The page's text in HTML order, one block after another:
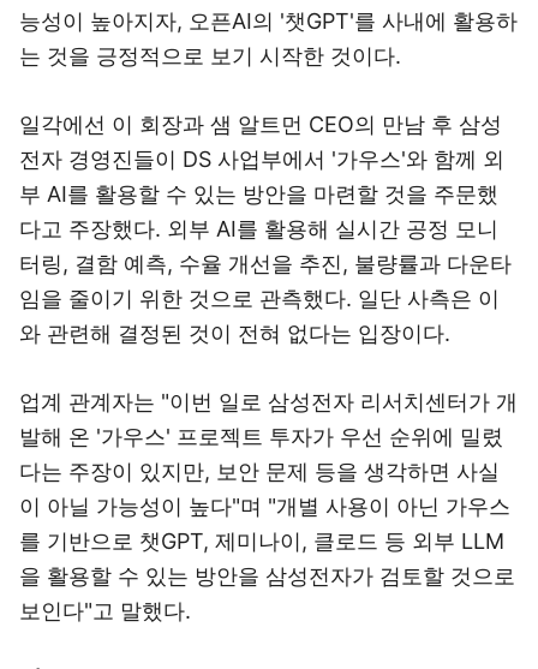
능성이 높아지자, 오픈AI의 '챗GPT'를 사내에 활용하
는 것을 긍정적으로 보기 시작한 것이다.
일각에선 이 회장과 샘 알트먼 CEO의 만남 후 삼성
전자 경영진들이 DS 사업부에서 '가우스'와 함께 외
부 AI를 활용할 수 있는 방안을 마련할 것을 주문했
다고 주장했다. 외부 AI를 활용해 실시간 공정 모니
터링, 결함 예측, 수율 개선을 추진, 불량률과 다운타
임을 줄이기 위한 것으로 관측했다. 일단 사측은 이
와 관련해 결정된 것이 전혀 없다는 입장이다.
업계 관계자는 "이번 일로 삼성전자 리서치센터가 개
발해 온 '가우스' 프로젝트 투자가 우선 순위에 밀렸
다는 주장이 있지만, 보안 문제 등을 생각하면 사실
이 아닐 가능성이 높다"며 "개별 사용이 아닌 가우스
를 기반으로 챗GPT, 제미나이, 클로드 등 외부 LLM
을 활용할 수 있는 방안을 삼성전자가 검토할 것으로
보인다"고 말했다.